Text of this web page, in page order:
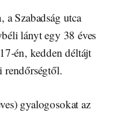
a Szabadság utca
lányt egy 38 éves
én, kedden déltájt
rendőrségtől.
gyalogosokat az